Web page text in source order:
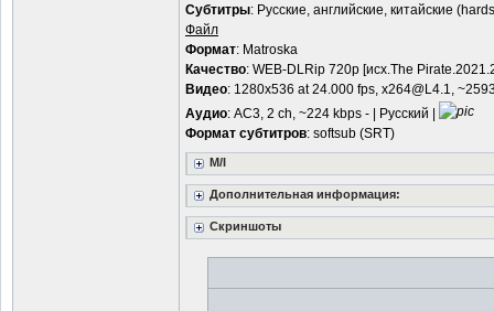
Субтитры: Русские, английские, китайские
Файл
Формат: Matroska
Качество: WEB-DLRip 720p [исх.The
Видео: 1280x536 at 24.000 fps, x264@L4.1,
Аудио: AC3, 2 ch, ~224 kbps - | Русский |
Формат субтитров: softsub (SRT)
M/I
Дополнительная информация:
Скриншоты